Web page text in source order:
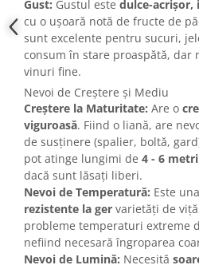
Gust: Gustul este dulce-
cu o ușoară notă de fructe de
sunt excelente pentru sucuri,
consum în stare proaspătă,
vinuri fine.
Nevoi de Creștere și Mediu
Creștere la Maturitate: Are o
viguroasă. Fiind o liană, are
de susținere (spalier, boltă,
pot atinge lungimi de 4 - 6 metri
dacă sunt lăsați liberi.
Nevoi de Temperatură: Este
rezistente la ger varietăți de
probleme temperaturi extreme
nefiind necesară îngroparea
Nevoi de Lumină: Necesită